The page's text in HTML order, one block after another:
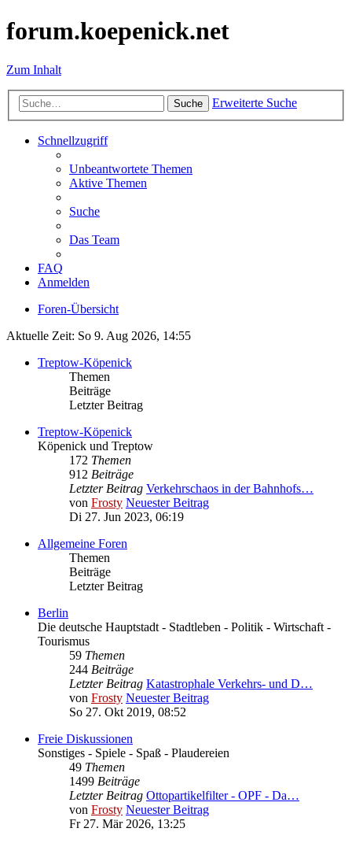
forum.koepenick.net
Zum Inhalt
Suche Erweiterte Suche
Schnellzugriff
Unbeantwortete Themen
Aktive Themen
Suche
Das Team
FAQ
Anmelden
Foren-Übersicht
Aktuelle Zeit: So 9. Aug 2026, 14:55
Treptow-Köpenick
Themen
Beiträge
Letzter Beitrag
Treptow-Köpenick
Köpenick und Treptow
172 Themen
912 Beiträge
Letzter Beitrag Verkehrschaos in der Bahnhofs…
von Frosty Neuester Beitrag
Di 27. Jun 2023, 06:19
Allgemeine Foren
Themen
Beiträge
Letzter Beitrag
Berlin
Die deutsche Hauptstadt - Stadtleben - Politik - Wirtschaft -
Tourismus
59 Themen
244 Beiträge
Letzter Beitrag Katastrophale Verkehrs- und D…
von Frosty Neuester Beitrag
So 27. Okt 2019, 08:52
Freie Diskussionen
Sonstiges - Spiele - Spaß - Plaudereien
49 Themen
1499 Beiträge
Letzter Beitrag Ottopartikelfilter - OPF - Da…
von Frosty Neuester Beitrag
Fr 27. Mär 2026, 13:25